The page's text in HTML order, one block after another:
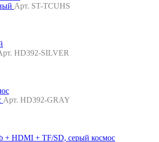
Арт. ST-TCUHS
HD392-SILVER
Арт. HD392-GRAY